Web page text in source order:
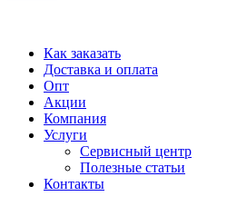
Как заказать
Доставка и оплата
Опт
Акции
Компания
Услуги
Сервисный центр
Полезные статьи
Контакты